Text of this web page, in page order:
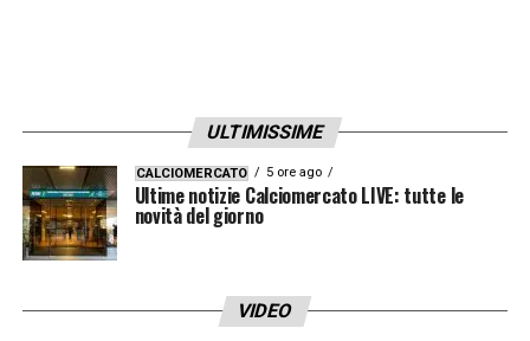
LA PLAYLIST DELLE NOSTRE TOP NEWS
ULTIMISSIME
CALCIOMERCATO 5 ore ago
Ultime notizie Calciomercato LIVE: tutte le
novità del giorno
VIDEO